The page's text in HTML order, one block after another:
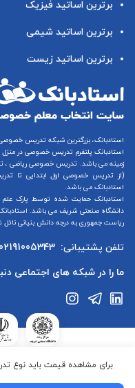
برای مشاهده قیمت باید نوع
برترین اساتید فیزیک
برترین اساتید شیمی
برترین اساتید زیست
استادبانک، بزرگترین شبکه تدریس خصوصی
استادبانک پلتفرم تدریس خصوصی در منزل
زمینه می باشد. تدریس خصوصی ریاضی ،
(از تدریس خصوصی اول ابتدایی تا
استادبانک می باشد.
استادبانک حمایت شده توسط پارک علم
دانشگاه صنعتی شریف می باشد.
ریاست جمهوری به درجه دانش بنیانی
تلفن پشتیبانی: 02191005343
ما را در شبکه های اجتماعی
استادبانک در ستاد ساماندهی
جمهوری اسلامی ایران ثبت